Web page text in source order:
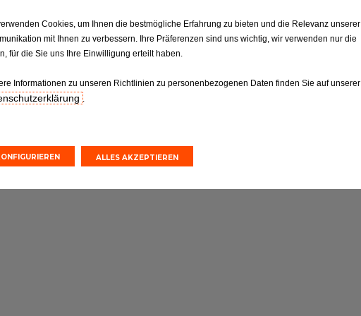
Cookies, um Ihnen die bestmögliche Erfahrung zu bieten und die Relevanz unserer
mit Ihnen zu verbessern. Ihre Präferenzen sind uns wichtig, wir verwenden nur die
für die Sie uns Ihre Einwilligung erteilt haben.
Informationen zu unseren Richtlinien zu personenbezogenen Daten finden Sie auf unserer
.
KONFIGURIEREN ALLES AKZEPTIEREN